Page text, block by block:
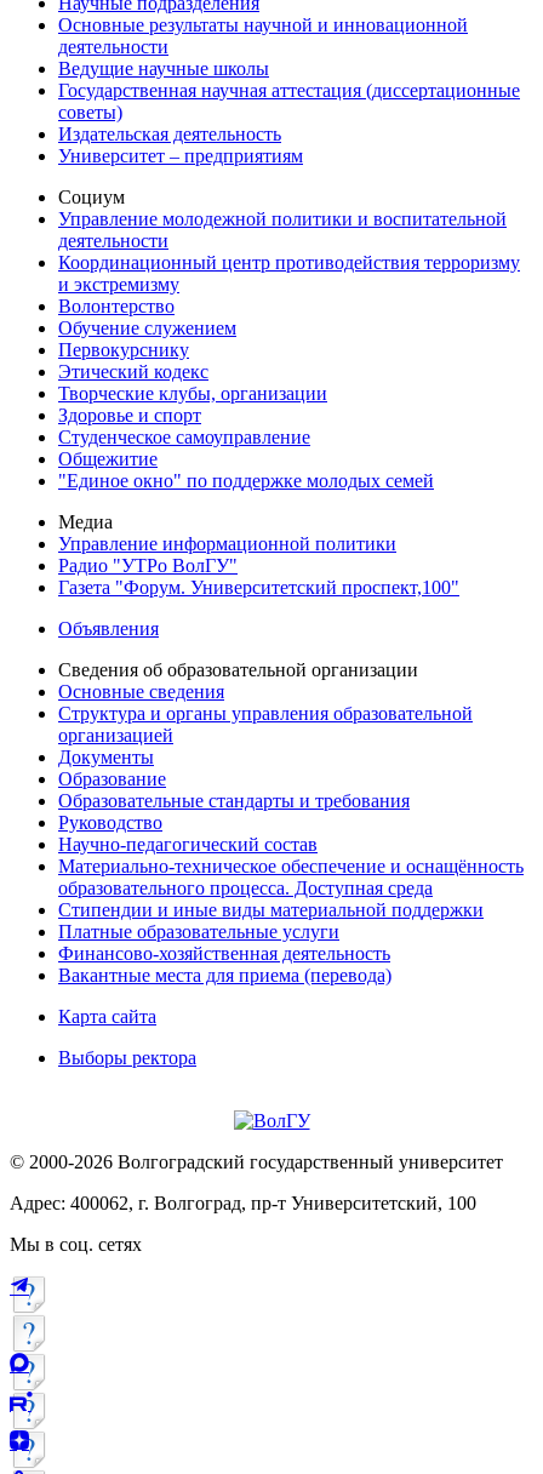
Основные результаты научной и инновационной
деятельности
Ведущие научные школы
Государственная научная аттестация (диссертационные
советы)
Издательская деятельность
Университет – предприятиям
Социум
Управление молодежной политики и воспитательной
деятельности
Координационный центр противодействия терроризму
и экстремизму
Волонтерство
Обучение служением
Первокурснику
Этический кодекс
Творческие клубы, организации
Здоровье и спорт
Студенческое самоуправление
Общежитие
"Единое окно" по поддержке молодых семей
Медиа
Управление информационной политики
Радио "УТРо ВолГУ"
Газета "Форум. Университетский проспект,100"
Объявления
Сведения об образовательной организации
Основные сведения
Структура и органы управления образовательной
организацией
Документы
Образование
Образовательные стандарты и требования
Руководство
Научно-педагогический состав
Материально-техническое обеспечение и оснащённость
образовательного процесса. Доступная среда
Стипендии и иные виды материальной поддержки
Платные образовательные услуги
Финансово-хозяйственная деятельность
Вакантные места для приема (перевода)
Карта сайта
Выборы ректора
© 2000-2026 Волгоградский государственный университет
Адрес: 400062, г. Волгоград, пр-т Университетский, 100
Мы в соц. сетях